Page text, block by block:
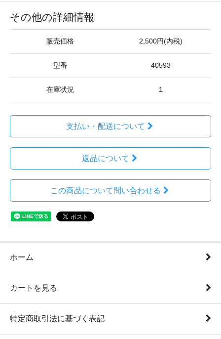
その他の詳細情報
販売価格 2,500円(内税)
型番 40593
在庫状況 1
支払い・配送について
返品について
この商品について問い合わせる
ホーム
カートを見る
特定商取引法に基づく表記